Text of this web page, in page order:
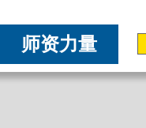
师资力量